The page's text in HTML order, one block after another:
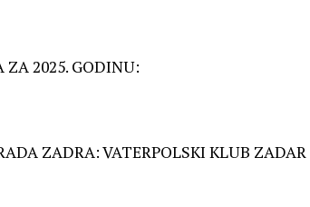
ZA 2025. GODINU:
ZADRA: VATERPOLSKI KLUB ZADAR